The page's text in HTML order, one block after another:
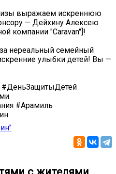
выражаем искреннюю
— Дейхину Алексею
компании "Caravan"]!
нереальный семейный
улыбки детей! Вы —
#Арамиль